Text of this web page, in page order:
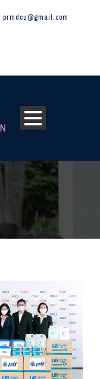
prmdcu@gmail.com